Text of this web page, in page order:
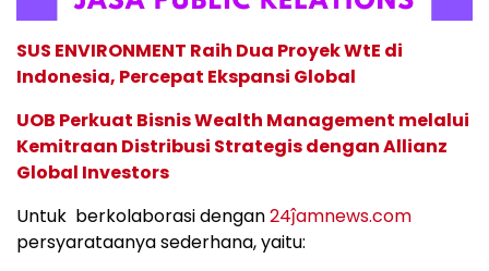
SUS ENVIRONMENT Raih Dua Proyek WtE di
Indonesia, Percepat Ekspansi Global
UOB Perkuat Bisnis Wealth Management melalui
Kemitraan Distribusi Strategis dengan Allianz
Global Investors
Untuk berkolaborasi dengan24ĵamnews.com
persyarataanya sederhana, yaitu: